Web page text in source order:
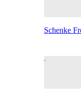
Schenke